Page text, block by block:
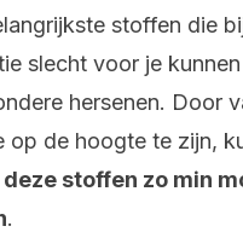
stoffen die
slecht voor je
hersenen. Door
op de hoogte te zijn,
deze stoffen zo min
.